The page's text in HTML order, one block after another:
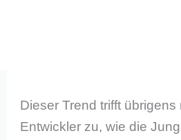
Dieser Trend trifft übrigens
Entwickler zu, wie die